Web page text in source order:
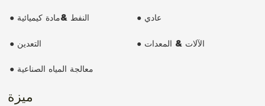
ميزة
● النفط &مادة كيميائية ● عادي
● التعدين ● الآلات & المعدات
● معالجة المياه الصناعية